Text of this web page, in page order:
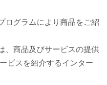
ログラムにより商品をご紹
、商品及びサービスの提供
ビスを紹介するインター